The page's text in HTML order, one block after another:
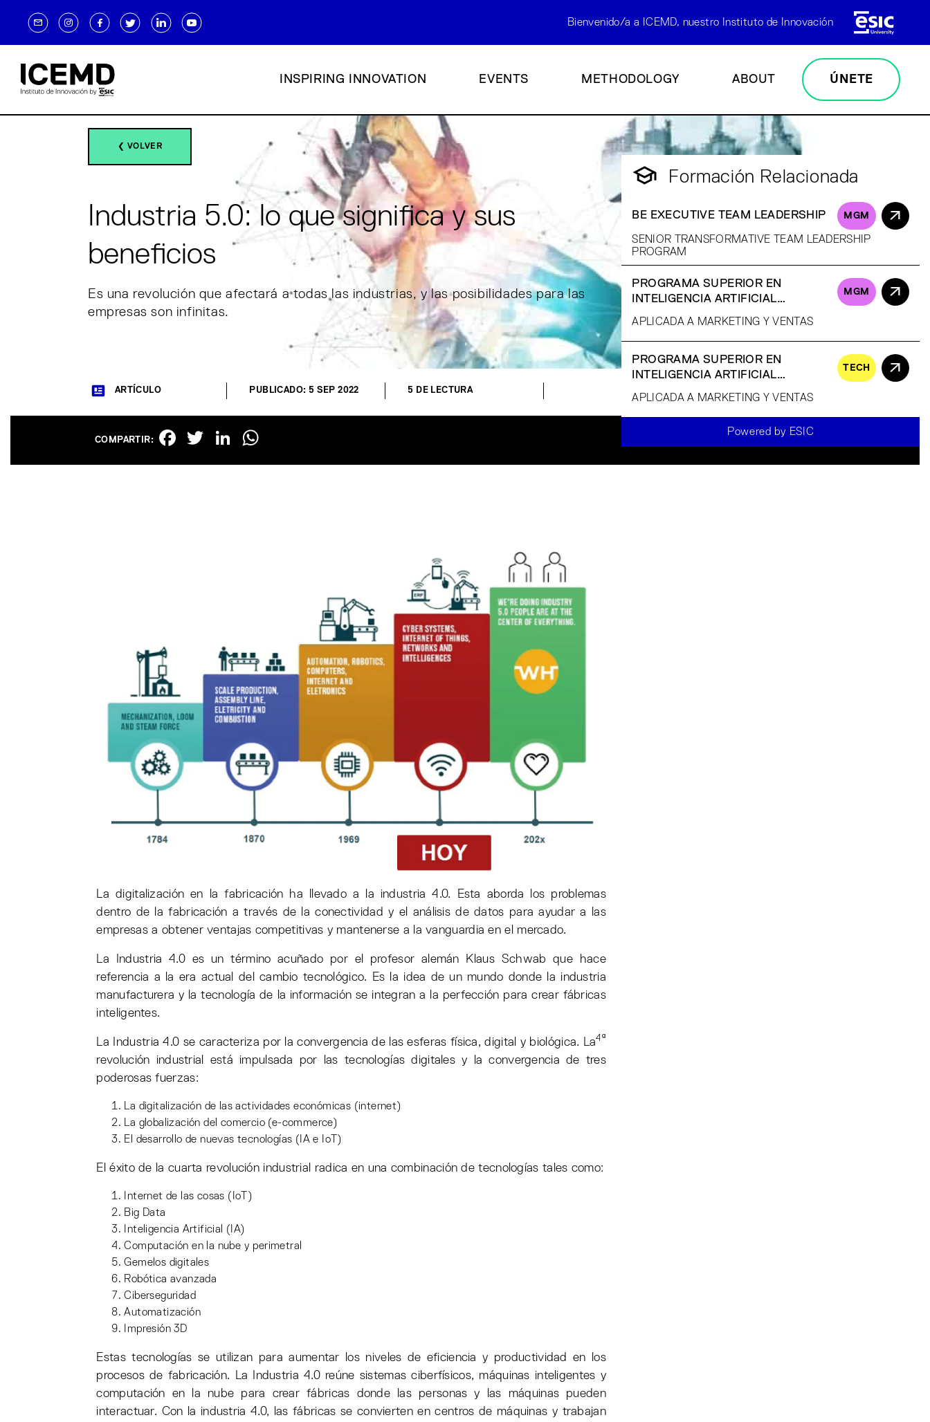
Bienvenido/a a ICEMD, nuestro Instituto de Innovación
INSPIRING INNOVATION EVENTS METHODOLOGY ABOUT ÚNETE
❮ VOLVER
Industria 5.0: lo que significa y sus
beneficios
Es una revolución que afectará a todas las industrias, y las posibilidades para las
empresas son infinitas.
ARTÍCULO PUBLICADO: 5 SEP 2022 5 DE LECTURA
COMPARTIR: Facebook
TwitterLinkedIn
La digitalización en la fabricación ha llevado a la industria 4.0. Esta aborda los problemas
dentro de la fabricación a través de la conectividad y el análisis de datos para ayudar a las
empresas a obtener ventajas competitivas y mantenerse a la vanguardia en el mercado.
La Industria 4.0 es un término acuñado por el profesor alemán Klaus Schwab que hace
referencia a la era actual del cambio tecnológico. Es la idea de un mundo donde la industria
manufacturera y la tecnología de la información se integran a la perfección para crear fábricas
inteligentes.
La Industria 4.0 se caracteriza por la convergencia de las esferas física, digital y biológica. La4ª
revolución industrial está impulsada por las tecnologías digitales y la convergencia de tres
poderosas fuerzas:
La digitalización de las actividades económicas (internet)
La globalización del comercio (e-commerce)
El desarrollo de nuevas tecnologías (IA e IoT)
El éxito de la cuarta revolución industrial radica en una combinación de tecnologías tales como:
Internet de las cosas (IoT)
Big Data
Inteligencia Artificial (IA)
Computación en la nube y perimetral
Gemelos digitales
Robótica avanzada
Ciberseguridad
Automatización
Impresión 3D
Estas tecnologías se utilizan para aumentar los niveles de eficiencia y productividad en los
procesos de fabricación. La Industria 4.0 reúne sistemas ciberfísicos, máquinas inteligentes y
computación en la nube para crear fábricas donde las personas y las máquinas pueden
interactuar. Con la industria 4.0, las fábricas se convierten en centros de máquinas y trabajan
Formación Relacionada
BE EXECUTIVE TEAM LEADERSHIP MGM
SENIOR TRANSFORMATIVE TEAM LEADERSHIP
PROGRAM
PROGRAMA SUPERIOR EN
INTELIGENCIA ARTIFICIAL
GENERATIVA
MGM
APLICADA A MARKETING Y VENTAS
PROGRAMA SUPERIOR EN
INTELIGENCIA ARTIFICIAL
GENERATIVA
TECH
APLICADA A MARKETING Y VENTAS
Powered by ESIC